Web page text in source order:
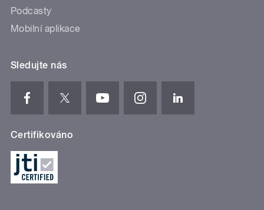
Podcasty
Mobilní aplikace
Sledujte nás
Certifikováno